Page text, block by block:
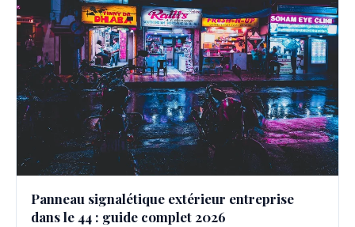
Panneau signalétique extérieur entreprise
dans le 44 : guide complet 2026